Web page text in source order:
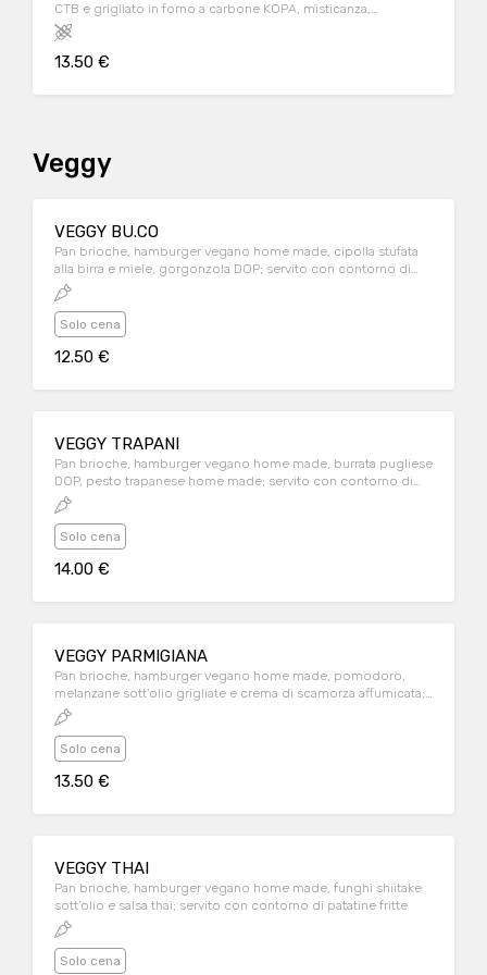
CTB e grigliato in forno a carbone KOPA, misticanza,
pomodorini piccadilly, scaglie di grana, glassa all'aceto
balsamico, olio extravergine d'oliva e sale maldon
13.50 €
Veggy
VEGGY BU.CO
Pan brioche, hamburger vegano home made, cipolla stufata
alla birra e miele, gorgonzola DOP; servito con contorno di
patatine fritte
Solo cena
12.50 €
VEGGY TRAPANI
Pan brioche, hamburger vegano home made, burrata pugliese
DOP, pesto trapanese home made; servito con contorno di
patatine fritte
Solo cena
14.00 €
VEGGY PARMIGIANA
Pan brioche, hamburger vegano home made, pomodoro,
melanzane sott’olio grigliate e crema di scamorza affumicata;
servito con contorno di patatine fritte
Solo cena
13.50 €
VEGGY THAI
Pan brioche, hamburger vegano home made, funghi shiitake
sott’olio e salsa thai; servito con contorno di patatine fritte
Solo cena